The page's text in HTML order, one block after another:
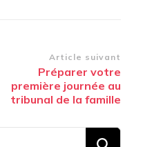
Article suivant
Préparer votre
première journée au
tribunal de la famille